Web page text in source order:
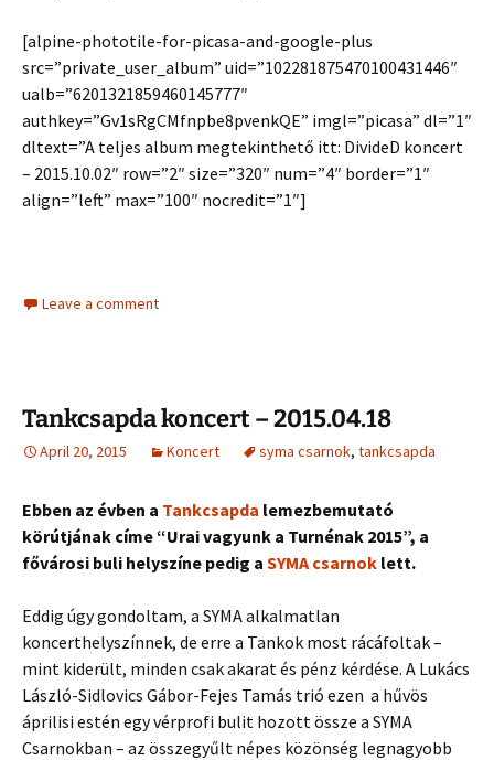
[alpine-phototile-for-picasa-and-google-plus
src=”private_user_album” uid=”102281875470100431446″
ualb=”6201321859460145777″
authkey=”Gv1sRgCMfnpbe8pvenkQE” imgl=”picasa” dl=”1″
dltext=”A teljes album megtekinthető itt: DivideD koncert
– 2015.10.02″ row=”2″ size=”320″ num=”4″ border=”1″
align=”left” max=”100″ nocredit=”1″]
Leave a comment
Tankcsapda koncert – 2015.04.18
April 20, 2015 Koncert syma csarnok, tankcsapda
Ebben az évben a Tankcsapda lemezbemutató
körútjának címe “Urai vagyunk a Turnénak 2015”, a
fővárosi buli helyszíne pedig a SYMA csarnok lett.
Eddig úgy gondoltam, a SYMA alkalmatlan
koncerthelyszínnek, de erre a Tankok most rácáfoltak –
mint kiderült, minden csak akarat és pénz kérdése. A Lukács
László-Sidlovics Gábor-Fejes Tamás trió ezen a hűvös
áprilisi estén egy vérprofi bulit hozott össze a SYMA
Csarnokban – az összegyűlt népes közönség legnagyobb